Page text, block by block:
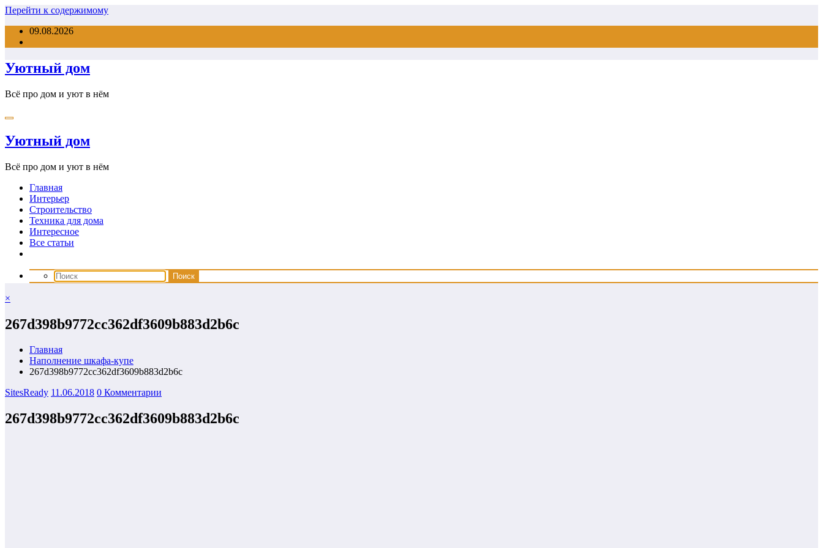
Перейти к содержимому
09.08.2026
Уютный дом
Всё про дом и уют в нём
Уютный дом
Всё про дом и уют в нём
Главная
Интерьер
Строительство
Техника для дома
Интересное
Все статьи
×
267d398b9772cc362df3609b883d2b6c
Главная
Наполнение шкафа-купе
267d398b9772cc362df3609b883d2b6c
SitesReady 11.06.2018 0 Комментарии
267d398b9772cc362df3609b883d2b6c